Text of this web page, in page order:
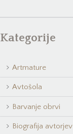
Kategorije
Artmature
Avtošola
Barvanje obrvi
Biografija avtorjev